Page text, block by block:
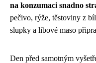
na konzumaci snadno
pečivo, rýže, těstoviny z
slupky a libové maso
Den před samotným